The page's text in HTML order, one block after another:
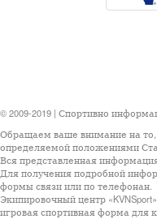
© 2009-2019 | Спортивно
Обращаем ваше внимание на то,
определяемой положениями
Вся представленная
Для получения подробной
формы связи или по телефонан.
Экипировочный центр
игровая спортивная форма для